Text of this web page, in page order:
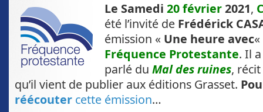
Le Samedi 20 février2021,
été l’invité de Frédérick
émission « Une heure avec
Fréquence Protestante. Il a
parlé du Mal des ruines, récit
qu’il vient de publier aux éditions Grasset.
réécouter cette émission…